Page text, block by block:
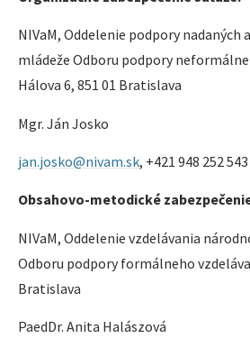
NIVaM, Oddelenie podpory
mládeže Odboru podpory
Hálova 6, 851 01 Bratislava
Mgr. Ján Josko
jan.josko@nivam.sk, +421 948 252 543
Obsahovo-metodické
NIVaM, Oddelenie vzdelávania
Odboru podpory formálneho
Bratislava
PaedDr. Anita Halászová